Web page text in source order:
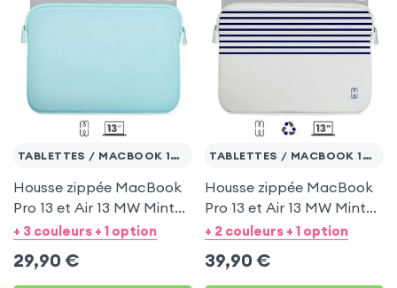
TABLETTES / MACBOOK 13'' MAX.
Housse zippée MacBook
Pro 13 et Air 13 MW Mint
Turquoise
+ 3 couleurs + 1 option
29,90 €
TABLETTES / MACBOOK 13'' MAX.
Housse zippée MacBook
Pro 13 et Air 13 MW Mint
Blanc et Bleu
+ 2 couleurs + 1 option
39,90 €